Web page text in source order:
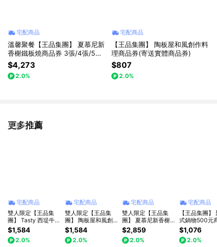
宅配商品
溫馨聚餐【王品集團】 夏慕尼新
香榭鐵板燒商品券 3張/4張/5張/
10張組(寄送實體商品券)
$4,273
2.0%
宅配商品
【王品集團】 陶板屋和風創作料
理商品券(寄送實體商品券)
$807
2.0%
更多推薦
看更多
宅配商品
雙人限定【王品集
團】 Tasty 西堤牛排
商品券 2張(寄送實
體商品券)
$1,584
2.0%
宅配商品
雙人限定【王品集
團】 陶板屋和風創
作料理商品券 2張
(寄送實體商品券)
$1,584
2.0%
宅配商品
雙人限定【王品集
團】 夏慕尼新香榭
鐵板燒商品券 2張
(寄送實體商品券)
$2,859
2.0%
宅配商品
【王品集團】
式鍋物500元
(2張/組)(寄送
券)
$1,076
2.0%